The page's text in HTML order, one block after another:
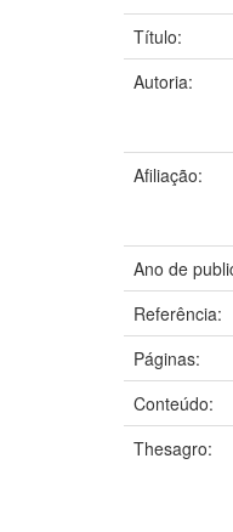
Título:
Autoria:
Afiliação:
Ano de
Referência:
Páginas:
Conteúdo:
Thesagro: